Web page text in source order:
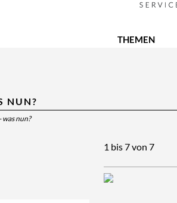
THEMEN
NUN?
was nun?
1 bis 7 von 7